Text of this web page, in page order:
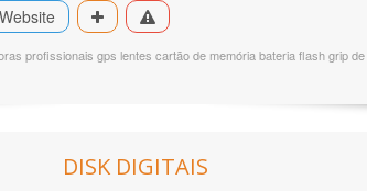
Website
profissionais gps lentes cartão de memória bateria flash grip
DISK DIGITAIS